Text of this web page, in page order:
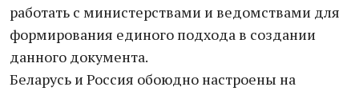
работать с министерствами и ведомствами для
формирования единого подхода в создании
данного документа.
Беларусь и Россия обоюдно настроены на